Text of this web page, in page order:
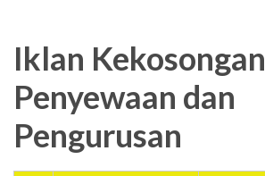
Iklan Kekosongan
Penyewaan dan
Pengurusan